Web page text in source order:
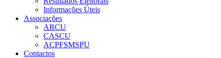
Informações Úteis
Associações
ARCU
CASCU
ACPFSMSPU
Contactos